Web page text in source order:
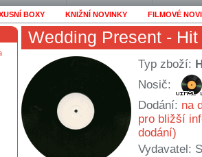
BOXY KNIŽNÍ NOVINKY FILMOVÉ
Wedding Present -
Typ zboží:
Nosič:
Dodání: na
pro bližší
dodání)
Vydavatel: